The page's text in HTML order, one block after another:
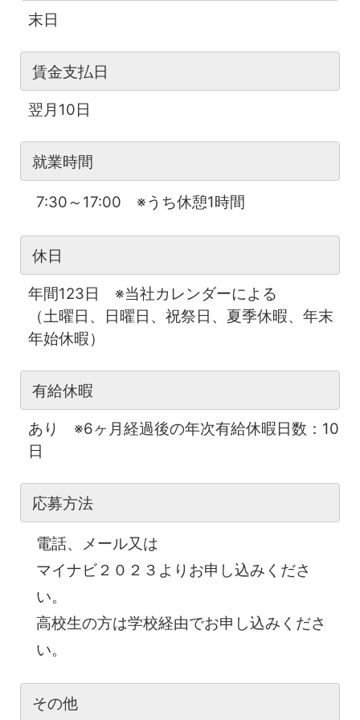
末日
賃金支払日
翌月10日
就業時間
7:30～17:00 ※うち休憩1時間
休日
年間123日 ※当社カレンダーによる
（土曜日、日曜日、祝祭日、夏季休暇、年末
年始休暇）
有給休暇
あり ※6ヶ月経過後の年次有給休暇日数：10
日
応募方法
電話、メール又は
マイナビ２０２３よりお申し込みくださ
い。
高校生の方は学校経由でお申し込みくださ
い。
その他